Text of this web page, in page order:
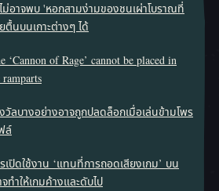
ม่อาจพบ 'หอกสามง่ามของชนเผ่าโบราณที่
ตื้นบนเกาะต่างๆ ได้
‘Cannon of Rage’ cannot be placed in
วัลบางอย่างอาจถูกปลดล็อกเมื่อเล่นข้ามโพร
ล์
เปิดใช้งาน ‘แทนที่การถอดเสียงเกม’ บน
ทำให้เกมค้างและดับไป